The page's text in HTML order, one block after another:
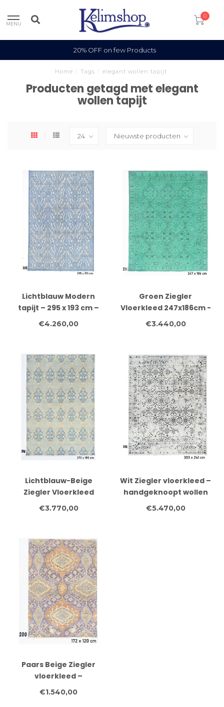
MENU
0
20% OFF on few Products
Home Tags elegant wollen tapijt
Producten getagd met elegant
wollen tapijt
Lichtblauw Modern
tapijt – 295 x 193 cm –
Handgeknoopt wollen
€4.260,00
Groen Ziegler
Vloerkleed 247x186cm -
Handgeknoopt Wol
€3.440,00
Lichtblauw-Beige
Ziegler Vloerkleed
272x185cm -
Handgeknoopt Wol
€3.770,00
Wit Ziegler vloerkleed –
handgeknoopt wollen
tapijt – 303 x 241 cm
€5.470,00
Paars Beige Ziegler
vloerkleed –
handgeknoopt wollen
tapijt – 172 x 120 c
€1.540,00